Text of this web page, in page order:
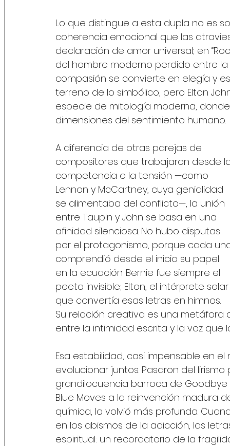
Lo que distingue a esta dupla no es
coherencia emocional que las
declaración de amor universal; en
del hombre moderno perdido entre la
compasión se convierte en elegía y
terreno de lo simbólico, pero Elton
especie de mitología moderna,
dimensiones del sentimiento humano.
A diferencia de otras parejas de
compositores que trabajaron desde
competencia o la tensión —como
Lennon y McCartney, cuya genialidad
se alimentaba del conflicto—, la unión
entre Taupin y John se basa en una
afinidad silenciosa. No hubo disputas
por el protagonismo, porque cada
comprendió desde el inicio su papel
en la ecuación. Bernie fue siempre el
poeta invisible; Elton, el intérprete
que convertía esas letras en himnos.
Su relación creativa es una metáfora
entre la intimidad escrita y la voz que
Esa estabilidad, casi impensable en
evolucionar juntos. Pasaron del
grandilocuencia barroca de Goodbye
Blue Moves a la reinvención madura
química, la volvió más profunda.
en los abismos de la adicción, las
espiritual: un recordatorio de la